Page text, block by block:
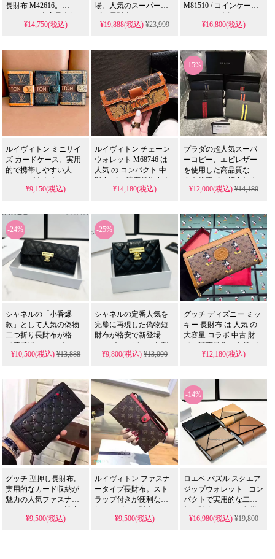
長財布 M42616。
19x10cmの大容量人気モ
ノグラムモデルを、格
愛用するパスポートや
鍵まで収納できる実用
的なデザインの精巧な
偽物財布です。
¥14,750(税込)
場。人気のスーパーコ
ピー長財布M60017は、
定番モノグラムキャン
たクラシックなジッピ
ーウォレットです。精
巧な仕上がりと実用的
な収納力を兼ね備え
た、日常使いに最適な
レプリカモデル。
¥19,888(税込)¥23,999
M81510 / コインケース
M61864 が 人気 の スー
パー コピー。エピレザ
ウンドファスナー長財
布を精巧に再現。偽物
ながらノワール&ゴール
ド金具の高級感ある仕
様を 格安 で提供し、芸
能人 スタイルを手軽に
取り入れられます。
¥16,800(税込)
ルイヴィトン ミニサイ
ズ カードケース。実用
的で携帯しやすい人気
のコンパクトウォレッ
トです。芸能人も使用
ティで格安に再現した
スーパー コピーとなっ
ています。
¥9,150(税込)
ルイヴィトン チェーン
ウォレット M68746 は
人気 の コンパクト 中古
財布 で、該产品为中古
品 であり N級品 レベル
です。スーパー コピー
ではなく 本物 の ルイヴ
ィトン の 価値 を お届
け します。
¥14,180(税込)
-15%
プラダの超人気スーパ
ーコピー、エピレザー
を使用した高品質な財
布を格安でご紹介しま
す。カード入れ付きの
プ。本格的な仕上がり
の偽物ブランド品で
す。
¥12,000(税込) ¥14,180
-24%
シャネルの「小香爆
款」として人気の偽物
二つ折り長財布が格安
で新登場。スーパーコ
ピーのブラック牛革モ
なデザインと高い耐久
性を兼ね備える。職人
の精巧な縫製と優れた
手触りを再現し、日常
使いに最適な高級感あ
ふれる完全装備レプリ
カです。
¥10,500(税込)¥13,888
-25%
シャネルの定番人気を
完璧に再現した偽物短
財布が格安で新登場。
スーパーコピーの名刺
入れ兼用モデル（型番
ラシックなブラック牛
革を使用。高い耐磨耗
性と優れた手触りを両
立させ、日常使いに最
適な高級感あふれる完
全装備レプリカです。
¥9,800(税込)¥13,000
グッチ ディズニー ミッ
キー 長財布 は 人気 の
大容量 コラボ 中古 財布
で、該产品为中古品 で
あり N級品 レベルの 品
スーパー コピー ではな
く 本物 の グッチ の 価
値 を お届け します。
¥12,180(税込)
グッチ 型押し長財布。
実用的なカード収納が
魅力の人気ファスナー
ウォレットです。該产
品为中古品ですが、N級
¥9,500(税込)
ルイヴィトン ファスナ
ータイプ長財布。スト
ラップ付きが便利な人
気モノグラム財布で
す。該产品为中古品で
¥9,500(税込)
-14%
ロエベ パズル スクエア
ジップウォレット - コン
パクトで実用的な二つ
折り財布ロエベの象徴
的な「パズル」デザイ
¥16,980(税込) ¥19,800